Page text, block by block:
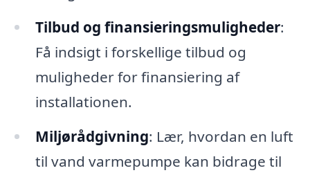
Tilbud og finansieringsmuligheder:
Få indsigt i forskellige tilbud og
muligheder for finansiering af
installationen.
Miljørådgivning: Lær, hvordan en luft
til vand varmepumpe kan bidrage til